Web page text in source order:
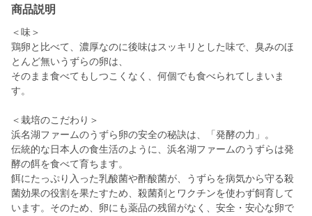
商品説明
＜味＞
鶏卵と比べて、濃厚なのに後味はスッキリとした味で、臭みのほ
とんど無いうずらの卵は、
そのまま食べてもしつこくなく、何個でも食べられてしまいま
す。
＜栽培のこだわり＞
浜名湖ファームのうずら卵の安全の秘訣は、「発酵の力」。
伝統的な日本人の食生活のように、浜名湖ファームのうずらは発
酵の餌を食べて育ちます。
餌にたっぷり入った乳酸菌や酢酸菌が、うずらを病気から守る殺
菌効果の役割を果たすため、殺菌剤とワクチンを使わず飼育して
います。そのため、卵にも薬品の残留がなく、安全・安心な卵で